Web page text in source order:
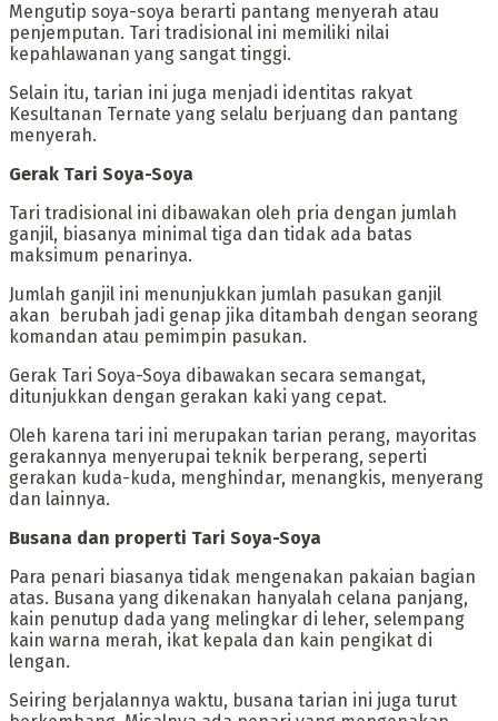
‎Mengutip soya-soya berarti pantang menyerah atau
penjemputan. Tari tradisional ini memiliki nilai
kepahlawanan yang sangat tinggi.
‎Selain itu, tarian ini juga menjadi identitas rakyat
Kesultanan Ternate yang selalu berjuang dan pantang
menyerah.
‎Gerak Tari Soya-Soya
‎Tari tradisional ini dibawakan oleh pria dengan jumlah
ganjil, biasanya minimal tiga dan tidak ada batas
maksimum penarinya.
‎Jumlah ganjil ini menunjukkan jumlah pasukan ganjil
akan berubah jadi genap jika ditambah dengan seorang
komandan atau pemimpin pasukan.
‎Gerak Tari Soya-Soya dibawakan secara semangat,
ditunjukkan dengan gerakan kaki yang cepat.
‎Oleh karena tari ini merupakan tarian perang, mayoritas
gerakannya menyerupai teknik berperang, seperti
gerakan kuda-kuda, menghindar, menangkis, menyerang
dan lainnya.
‎Busana dan properti Tari Soya-Soya
‎Para penari biasanya tidak mengenakan pakaian bagian
atas. Busana yang dikenakan hanyalah celana panjang,
kain penutup dada yang melingkar di leher, selempang
kain warna merah, ikat kepala dan kain pengikat di
lengan.
‎Seiring berjalannya waktu, busana tarian ini juga turut